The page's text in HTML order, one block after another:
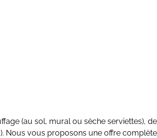
(au sol, mural ou sèche serviettes),
Nous vous proposons une offre